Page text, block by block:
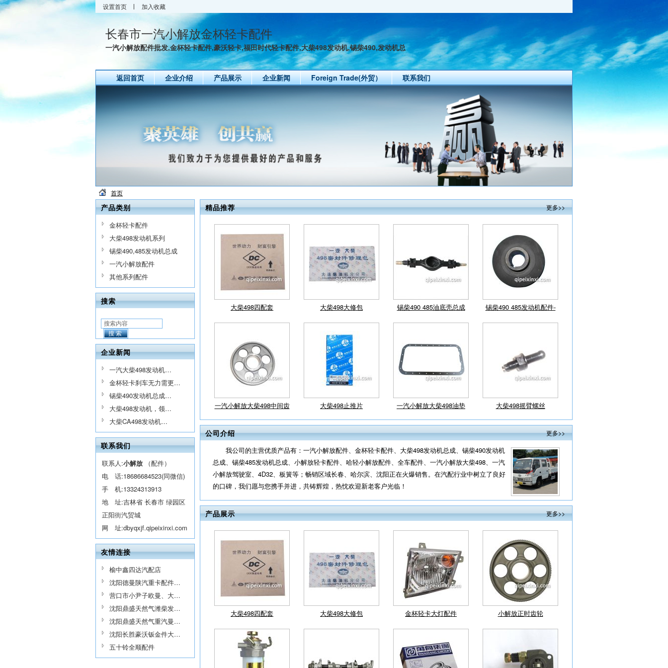
设置首页 加入收藏
长春市一汽小解放金杯轻卡配件
一汽小解放配件批发,金杯轻卡配件,豪沃轻卡,福田时代轻卡配件,大柴498发动机,锡柴490,发动机总
返回首页 企业介绍 产品展示 企业新闻 Foreign Trade(外贸） 联系我们
首页
产品类别
金杯轻卡配件
大柴498发动机系列
锡柴490,485发动机总成
一汽小解放配件
其他系列配件
搜索
搜索
企业新闻
一汽大柴498发动机…
金杯轻卡刹车无力需更…
锡柴490发动机总成…
大柴498发动机，领…
大柴CA498发动机…
联系我们
联系人:小解放 （配件）
电 话:18686684523(同微信)
手 机:13324313913
地 址:吉林省 长春市 绿园区
正阳街汽贸城
网 址:dbyqxjf.qipeixinxi.com
友情连接
榆中鑫四达汽配店
沈阳德曼陕汽重卡配件…
营口市小尹子欧曼、大…
沈阳鼎盛天然气潍柴发…
沈阳鼎盛天然气重汽曼…
沈阳长胜豪沃钣金件大…
五十铃全顺配件
更多>>
精品推荐
一汽小解放大柴498中间齿 大柴498止推片 一汽小解放大柴498油垫 大柴498摇臂螺丝
锡柴490 485连杆配件
锡柴490 485发动机配件-
金杯轻卡大灯配件 小解放正时齿轮 小解放万向轴承 小解放活塞环
大柴498四配套 大柴498大修包 锡柴490 485油底壳总成
锡柴490 485发动机配件-
皮带涨紧轮…
一汽小解放大柴498中间齿 大柴498止推片 一汽小解放大柴498油垫 大柴498摇臂螺丝
锡柴490 485曲轴 锡柴490 485皮带轮配件 锡柴490 485连杆配件
锡柴490 485发动机配件-
机油泵总成
小解放活塞环
更多>>
公司介绍
我公司的主营优质产品有：一汽小解放配件、金杯轻卡配件、大柴498发动机总成、锡柴490发动机
总成、锡柴485发动机总成、小解放轻卡配件、哈轻小解放配件、全车配件、一汽小解放大柴498、一汽
小解放驾驶室、4D32、板簧等；畅销区域长春、哈尔滨、沈阳正在火爆销售。在汽配行业中树立了良好
的口碑，我们愿与您携手并进，共铸辉煌，热忱欢迎新老客户光临！
更多>>
产品展示
大柴498四配套 大柴498大修包 金杯轻卡大灯配件 小解放正时齿轮